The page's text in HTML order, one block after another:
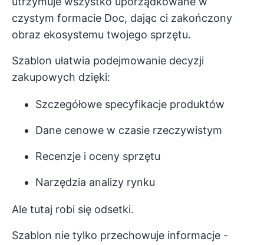
czystym formacie Doc, dając ci zakończony
obraz ekosystemu twojego sprzętu.
Szablon ułatwia podejmowanie decyzji
zakupowych dzięki:
Szczegółowe specyfikacje produktów
Dane cenowe w czasie rzeczywistym
Recenzje i oceny sprzętu
Narzędzia analizy rynku
Ale tutaj robi się odsetki.
Szablon nie tylko przechowuje informacje -